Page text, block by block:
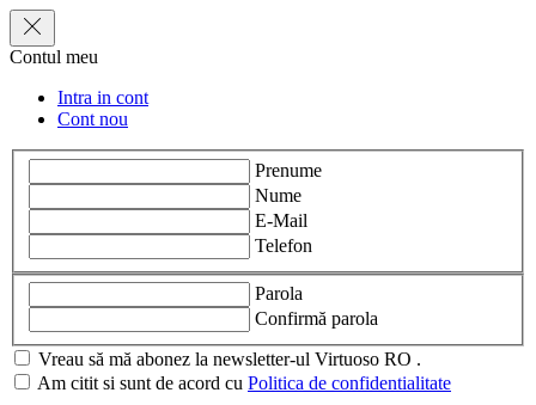
Contul meu
Intra in cont
Cont nou
Prenume
Nume
E-Mail
Telefon
Parola
Confirmă parola
Vreau să mă abonez la newsletter-ul Virtuoso RO .
Am citit si sunt de acord cu Politica de confidentialitate